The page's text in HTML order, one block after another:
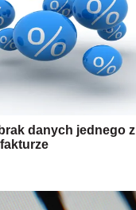
danych jednego z